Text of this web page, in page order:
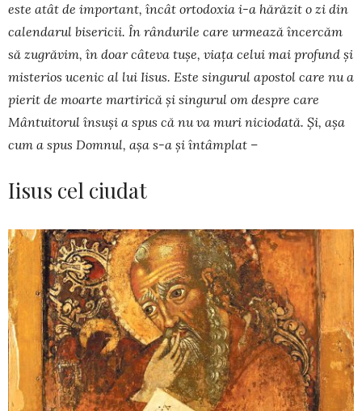
este atât de important, încât ortodoxia i-a hărăzit o zi din
calendarul bisericii. În rândurile care urmează încercăm
să zugră­vim, în doar câteva tușe, viața celui mai profund și
misterios ucenic al lui Iisus. Este singurul apostol care nu a
pierit de moarte martirică și singurul om despre care
Mântui­torul însuși a spus că nu va muri nicio­dată. Și, așa
cum a spus Domnul, așa s-a și întâmplat –
Iisus cel ciudat